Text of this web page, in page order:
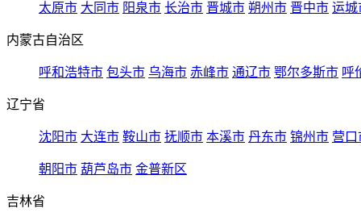
太原市 大同市 阳泉市 长治市 晋城市 朔州市 晋中市 运城
内蒙古自治区
呼和浩特市 包头市 乌海市 赤峰市 通辽市 鄂尔多斯市 呼
辽宁省
沈阳市 大连市 鞍山市 抚顺市 本溪市 丹东市 锦州市 营口
朝阳市 葫芦岛市 金普新区
吉林省